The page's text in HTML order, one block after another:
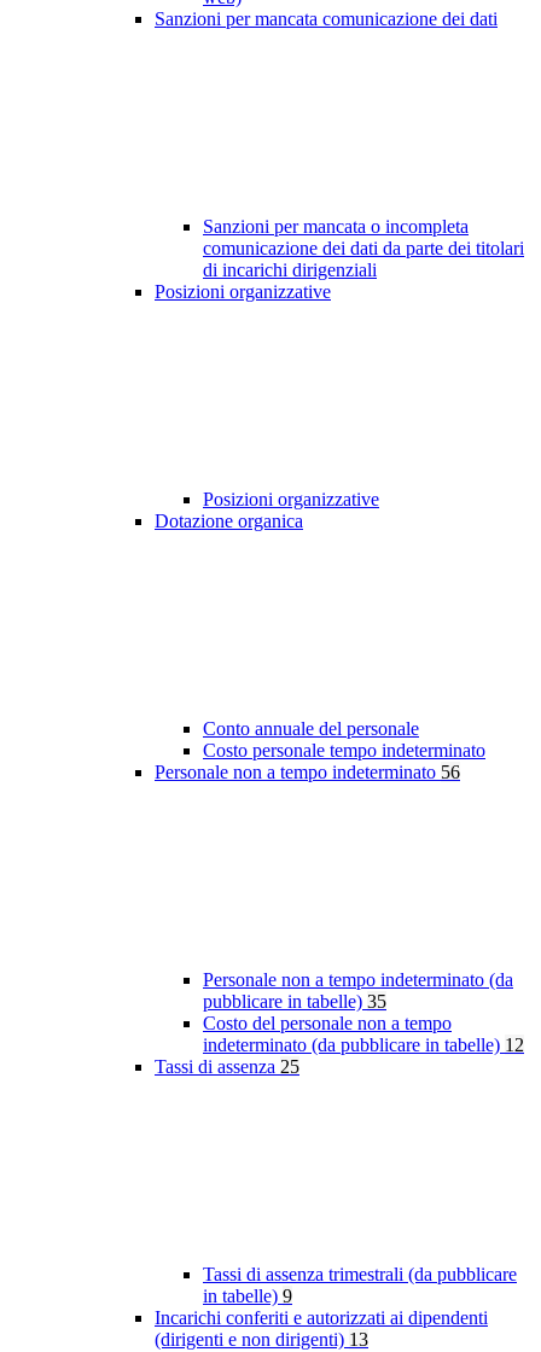
Sanzioni per mancata comunicazione dei dati
Sanzioni per mancata o incompleta
comunicazione dei dati da parte dei titolari
di incarichi dirigenziali
Posizioni organizzative
Posizioni organizzative
Dotazione organica
Conto annuale del personale
Costo personale tempo indeterminato
Personale non a tempo indeterminato 56
Personale non a tempo indeterminato (da
pubblicare in tabelle) 35
Costo del personale non a tempo
indeterminato (da pubblicare in tabelle) 12
Tassi di assenza 25
Tassi di assenza trimestrali (da pubblicare
in tabelle) 9
Incarichi conferiti e autorizzati ai dipendenti
(dirigenti e non dirigenti) 13